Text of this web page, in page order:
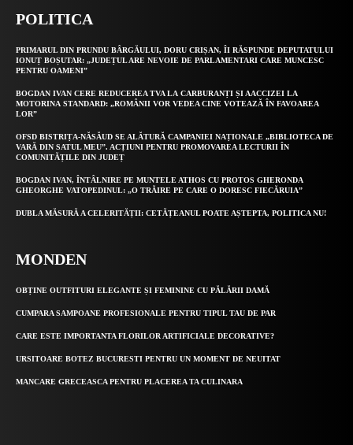
POLITICA
PRIMARUL DIN PRUNDU BÂRGĂULUI, DORU CRIȘAN, ÎI RĂSPUNDE DEPUTATULUI
IONUȚ BOȘUTAR: „JUDEȚUL ARE NEVOIE DE PARLAMENTARI CARE MUNCESC
PENTRU OAMENI”
BOGDAN IVAN CERE REDUCEREA TVA LA CARBURANȚI ȘI AACCIZEI LA
MOTORINA STANDARD: „ROMÂNII VOR VEDEA CINE VOTEAZĂ ÎN FAVOAREA
LOR”
OFSD BISTRIȚA-NĂSĂUD SE ALĂTURĂ CAMPANIEI NAȚIONALE „BIBLIOTECA DE
VARĂ DIN SATUL MEU”. ACȚIUNI PENTRU PROMOVAREA LECTURII ÎN
COMUNITĂȚILE DIN JUDEȚ
BOGDAN IVAN, ÎNTÂLNIRE PE MUNTELE ATHOS CU PROTOS GHERONDA
GHEORGHE VATOPEDINUL: „O TRĂIRE PE CARE O DORESC FIECĂRUIA”
DUBLA MĂSURĂ A CELERITĂȚII: CETĂȚEANUL POATE AȘTEPTA, POLITICA NU!
MONDEN
OBȚINE OUTFITURI ELEGANTE ȘI FEMININE CU PĂLĂRII DAMĂ
CUMPARA SAMPOANE PROFESIONALE PENTRU TIPUL TAU DE PAR
CARE ESTE IMPORTANTA FLORILOR ARTIFICIALE DECORATIVE?
URSITOARE BOTEZ BUCURESTI PENTRU UN MOMENT DE NEUITAT
MANCARE GRECEASCA PENTRU PLACEREA TA CULINARA